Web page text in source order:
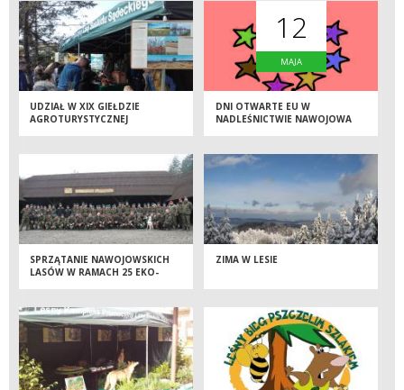
UDZIAŁ W XIX GIEŁDZIE
AGROTURYSTYCZNEJ
12
MAJA
DNI OTWARTE EU W
NADLEŚNICTWIE NAWOJOWA
SPRZĄTANIE NAWOJOWSKICH
LASÓW W RAMACH 25 EKO-
ZIMA W LESIE